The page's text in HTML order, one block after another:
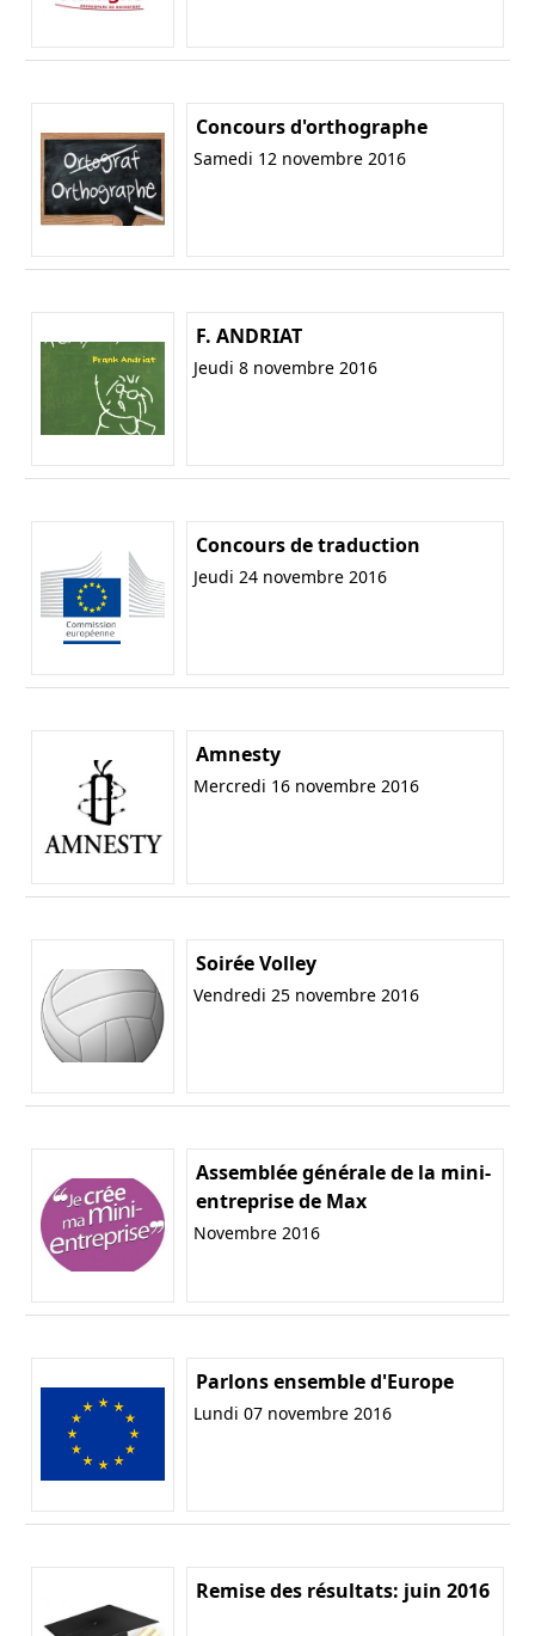
Concours d'orthographe
Samedi 12 novembre 2016
F. ANDRIAT
Jeudi 8 novembre 2016
Concours de traduction
Jeudi 24 novembre 2016
Amnesty
Mercredi 16 novembre 2016
Soirée Volley
Vendredi 25 novembre 2016
Assemblée générale de la mini-
entreprise de Max
Novembre 2016
Parlons ensemble d'Europe
Lundi 07 novembre 2016
Remise des résultats: juin 2016